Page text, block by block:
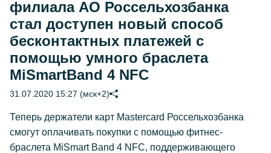
филиала АО Россельхозбанка
стал доступен новый способ
бесконтактных платежей с
помощью умного браслета
MiSmartBand 4 NFC
31.07.2020 15:27 (мск+2)
Теперь держатели карт Mastercard Россельхозбанка
смогут оплачивать покупки с помощью фитнес-
браслета MiSmart Band 4 NFC, поддерживающего